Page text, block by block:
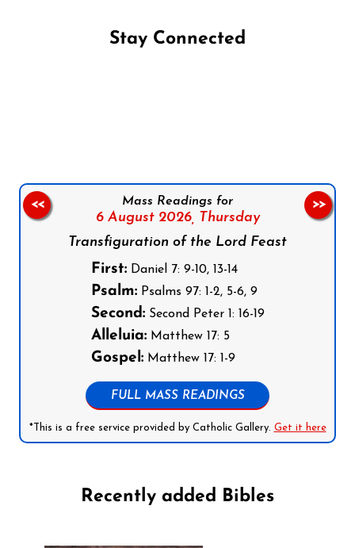
Stay Connected
Mass Readings for
6 August 2026, Thursday
Transfiguration of the Lord Feast
First:Daniel 7: 9-10, 13-14
Psalm:Psalms 97: 1-2, 5-6, 9
Second:Second Peter 1: 16-19
Alleluia:Matthew 17: 5
Gospel:Matthew 17: 1-9
FULL MASS READINGS
*This is a free service provided by Catholic Gallery. Get it here
<< >>
Recently added Bibles